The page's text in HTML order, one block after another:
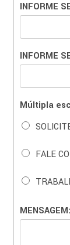
INFORME
INFORME
Múltipla
FALE